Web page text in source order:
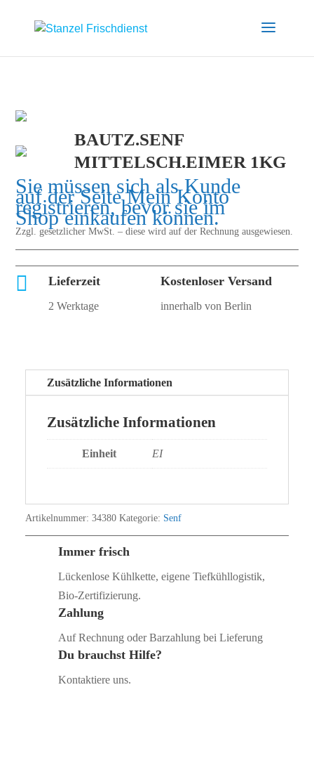
BAUTZ.SENF
MITTELSCH.EIMER 1KG
Sie müssen sich als Kunde
auf der SeiteMein Konto
registrieren, bevor sie im
Shop einkaufen können.
Zzgl. gesetzlicher MwSt. – diese wird auf der Rechnung ausgewiesen.
 Lieferzeit
2 Werktage
Kostenloser Versand
innerhalb von Berlin
Zusätzliche Informationen
Zusätzliche Informationen
Einheit EI
Artikelnummer: 34380 Kategorie: Senf
Immer frisch
Lückenlose Kühlkette, eigene Tiefkühllogistik,
Bio‑Zertifizierung.
Zahlung
Auf Rechnung oder Barzahlung bei Lieferung
Du brauchst Hilfe?
Kontaktiere uns.